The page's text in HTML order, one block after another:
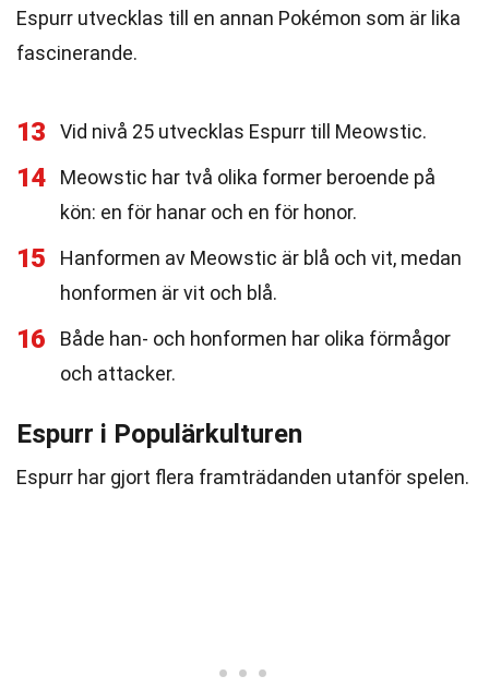
Espurr utvecklas till en annan Pokémon som är lika
fascinerande.
13 Vid nivå 25 utvecklas Espurr till Meowstic.
14
Meowstic har två olika former beroende på
kön: en för hanar och en för honor.
15
Hanformen av Meowstic är blå och vit, medan
honformen är vit och blå.
16
Både han- och honformen har olika förmågor
och attacker.
Espurr i Populärkulturen
Espurr har gjort flera framträdanden utanför spelen.